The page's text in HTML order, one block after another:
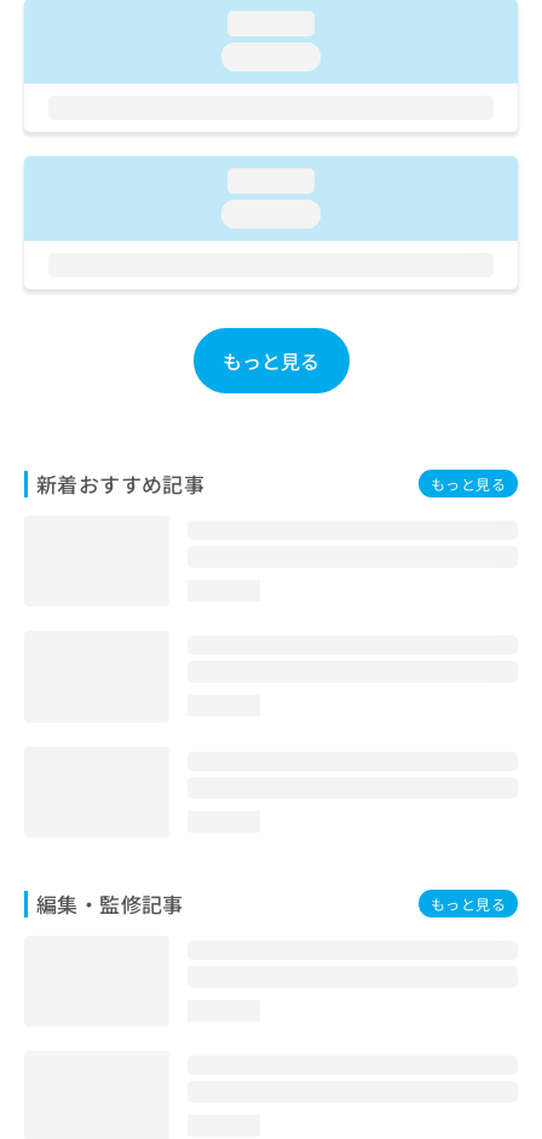
断を担当する医師による診断）／病理迅速検査／漢方薬の処
方／外来における化学療法
もっと見る
新着おすすめ記事 もっと見る
編集・監修記事 もっと見る
合
せ
は